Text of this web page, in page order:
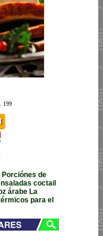
199
de
coctail
árabe La
para el